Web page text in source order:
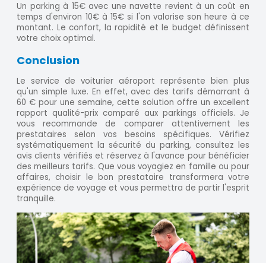
Un parking à 15€ avec une navette revient à un coût en
temps d'environ 10€ à 15€ si l'on valorise son heure à ce
montant. Le confort, la rapidité et le budget définissent
votre choix optimal.
Conclusion
Le service de voiturier aéroport représente bien plus
qu'un simple luxe. En effet, avec des tarifs démarrant à
60 € pour une semaine, cette solution offre un excellent
rapport qualité-prix comparé aux parkings officiels. Je
vous recommande de comparer attentivement les
prestataires selon vos besoins spécifiques. Vérifiez
systématiquement la sécurité du parking, consultez les
avis clients vérifiés et réservez à l'avance pour bénéficier
des meilleurs tarifs. Que vous voyagiez en famille ou pour
affaires, choisir le bon prestataire transformera votre
expérience de voyage et vous permettra de partir l'esprit
tranquille.